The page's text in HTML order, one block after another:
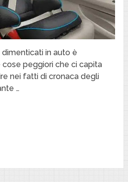
in auto è
peggiori che ci capita
nei fatti di cronaca degli
…